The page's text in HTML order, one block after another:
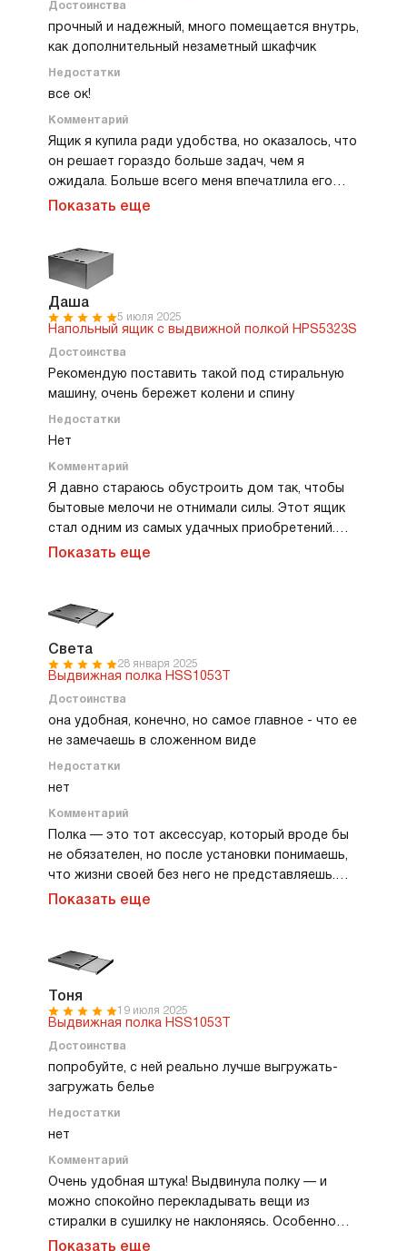
Теперь стирка стала гораздо комфортнее, и я
ничуть не жалею о покупке.
Достоинства
прочный и надежный, много помещается внутрь,
как дополнительный незаметный шкафчик
Недостатки
все ок!
Комментарий
Ящик я купила ради удобства, но оказалось, что
он решает гораздо больше задач, чем я
ожидала. Больше всего меня впечатлила его
вместительная выдвижная полка, на которой
рукой, ничего не валяется по полкам в ванной.
Сама стиралка теперь стоит выше, и это
невероятно облегчает жизнь. Я перестала
уставать от привычных дел. Прочность ящика
устойчивая, ничего не шатается. Дизайн очень
спокойный, минималистичный — идеально
вписался в интерьер ванной.
Показать еще
Даша
5 июля 2025
Напольный ящик с выдвижной полкой HPS5323S
Достоинства
Рекомендую поставить такой под стиральную
машину, очень бережет колени и спину
Недостатки
Нет
Комментарий
Я давно стараюсь обустроить дом так, чтобы
бытовые мелочи не отнимали силы. Этот ящик
стал одним из самых удачных приобретений.
Установили его прямо под стиральную машину,
наклоняться так низко, как раньше. Спина
сказала «спасибо» уже на следующий день. Сам
ящик прочный, уверенно выдерживает нагрузку
и стоит как влитой. А еще он очень лаконично
отдельно купленный аксессуар.
Показать еще
Света
28 января 2025
Выдвижная полка HSS1053T
Достоинства
она удобная, конечно, но самое главное - что ее
не замечаешь в сложенном виде
Недостатки
нет
Комментарий
Полка — это тот аксессуар, который вроде бы
не обязателен, но после установки понимаешь,
что жизни своей без него не представляешь.
Можно спокойно раскладывать вещи, не
рывков, и ощущаются очень надежными. Полка
прочная, выдерживает хороший вес, и при этом
в сложенном виде остается удивительно
компактной — как будто и нет ничего лишнего.
идеально сочетается с другой техникой Аско.
Показать еще
Тоня
19 июля 2025
Выдвижная полка HSS1053T
Достоинства
попробуйте, с ней реально лучше выгружать-
загружать белье
Недостатки
нет
Комментарий
Очень удобная штука! Выдвинула полку — и
можно спокойно перекладывать вещи из
стиралки в сушилку не наклоняясь. Особенно
порадовала прочность конструкции. Я
Показать еще